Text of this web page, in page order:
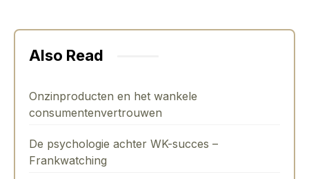
Also Read
Onzinproducten en het wankele
consumentenvertrouwen
De psychologie achter WK-succes –
Frankwatching